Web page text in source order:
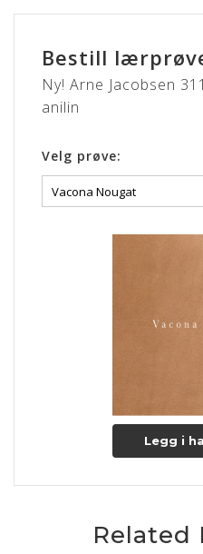
Bestill
Ny! Arne Jacobsen
anilin
Velg prøve:
Legg i
Related